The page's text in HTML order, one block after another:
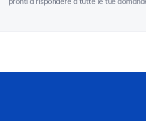
pronti a rispondere a tutte le tue